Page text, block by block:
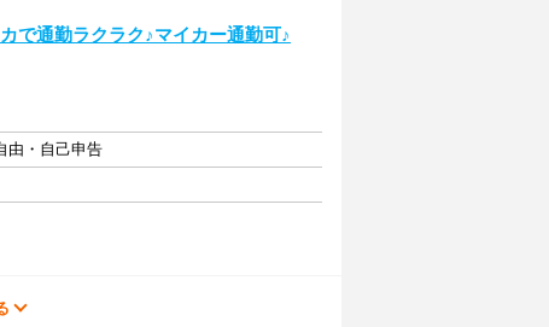
で通勤ラクラク♪マイカー通勤可♪
由・自己申告